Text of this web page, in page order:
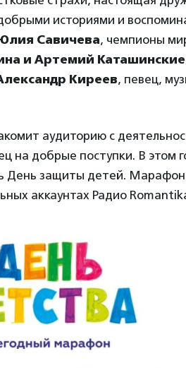
историями и
Савичева, чемпионы
и Артемий Каташинские
Киреев, певец,
аудиторию с
на добрые поступки. В этом
День защиты детей. Марафон
аккаунтах Радио